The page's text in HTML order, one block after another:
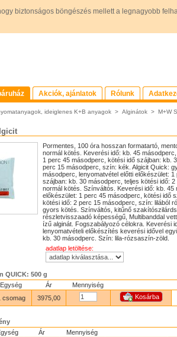
biztonságos böngészés mellett a legnagyobb
Akciók, ajánlatok Rólunk
ideiglenes K+B anyagok > Alginátok > M+W
Pormentes, 100 óra hosszan formatartó,
normál kötés. Keverési idő: kb. 45
1 perc 45 másodperc, kötési idő szájban: kb.
perc 15 másodperc, szín: kék. Algicit Quick:
másodperc, lenyomatvétel előtti előkészület:
szájban: kb. 30 másodperc, teljes kötési idő:
normál kötés. Színváltós. Keverési idő: kb. 45
előkészület: 1 perc 45 másodperc, kötési idő
kötési idő: 2 perc 15 másodperc, szín: lilából
gyors kötés. Színváltós, kitűnő
részletvisszaadó képességű, Multibanddal
ízű alginát. Fogszabályozó célokra. Keverési
lenyomatvételi előkészítés keverési idővel
kb. 30 másodperc. Szín: lila-rózsaszín-zöld.
adatlap letöltése:
QUICK: 500 g
Egység Ár
Mennyiség
csomag 3975,00
Ár
Mennyiség